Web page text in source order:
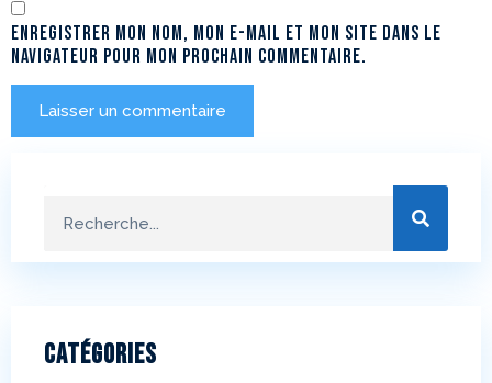
Enregistrer mon nom, mon e-mail et mon site dans le
navigateur pour mon prochain commentaire.
Catégories